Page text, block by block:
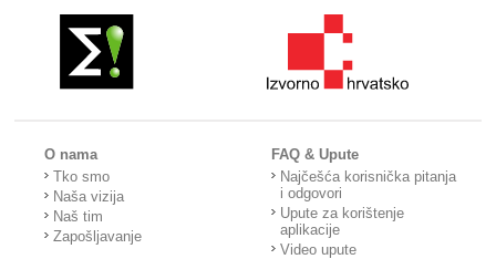
O nama
Tko smo
Naša vizija
Naš tim
Zapošljavanje
FAQ & Upute
Najčešća korisnička pitanja
i odgovori
Upute za korištenje
aplikacije
Video upute